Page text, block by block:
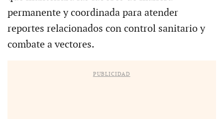
permanente y coordinada para atender
reportes relacionados con control sanitario y
combate a vectores.
PUBLICIDAD